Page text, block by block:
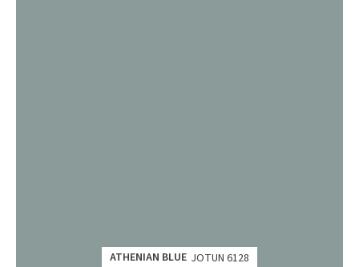
ATHENIAN BLUE JOTUN 6128